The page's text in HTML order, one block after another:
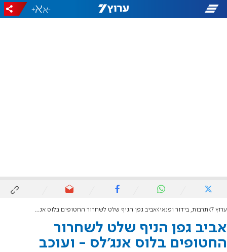
-
+
ערוץ 7 תרבות, בידור ופנאי אביב גפן הניף שלט לשחרור החטופים בלוס אנג'לס - ועוכב
אביב גפן הניף שלט לשחרור
החטופים בלוס אנג'לס - ועוכב